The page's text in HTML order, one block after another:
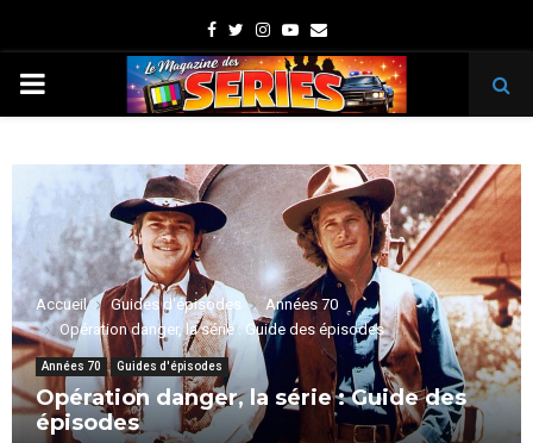
Facebook
TwitterInstagram
Youtube
Email
PRIMARY
Accueil Guides d'épisodes
Années 70
Opération danger, la série : Guide des épisodes
Années 70 Guides d'épisodes
Opération danger, la série : Guide des
épisodes